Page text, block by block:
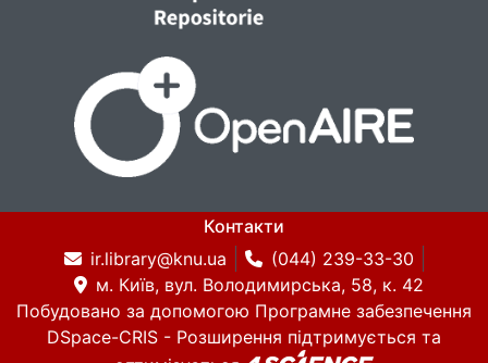
Контакти
ir.library@knu.ua
(044) 239-33-30
м. Київ, вул. Володимирська, 58, к. 42
Побудовано за допомогою Програмне забезпечення
DSpace-CRIS - Розширення підтримується та